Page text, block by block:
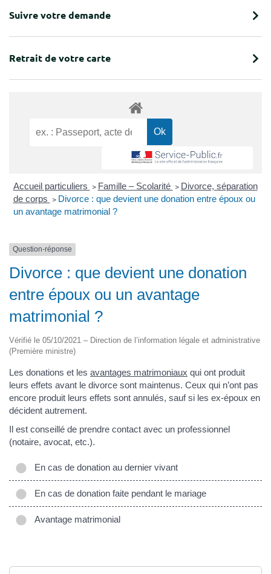
Suivre votre demande
Retrait de votre carte
Accueil particuliers > Famille – Scolarité > Divorce, séparation
de corps > Divorce : que devient une donation entre époux ou
un avantage matrimonial ?
Question-réponse
Divorce : que devient une donation
entre époux ou un avantage
matrimonial ?
Vérifié le 05/10/2021 – Direction de l’information légale et administrative
(Première ministre)
Les donations et les avantages matrimoniaux qui ont produit
leurs effets avant le divorce sont maintenus. Ceux qui n’ont pas
encore produit leurs effets sont annulés, sauf si les ex-époux en
décident autrement.
Il est conseillé de prendre contact avec un professionnel
(notaire, avocat, etc.).
En cas de donation au dernier vivant
En cas de donation faite pendant le mariage
Avantage matrimonial